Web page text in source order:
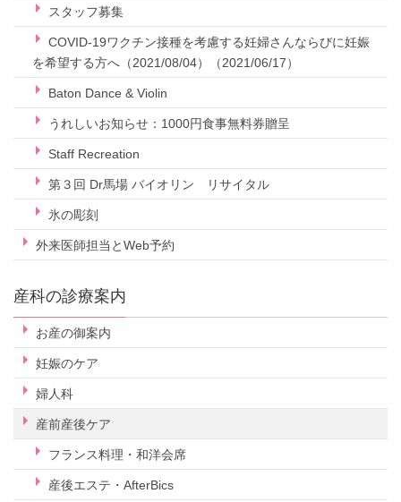
スタッフ募集
COVID-19ワクチン接種を考慮する妊婦さんならびに妊娠
を希望する方へ（2021/08/04）（2021/06/17）
Baton Dance & Violin
うれしいお知らせ：1000円食事無料券贈呈
Staff Recreation
第３回 Dr馬場 バイオリン リサイタル
氷の彫刻
外来医師担当とWeb予約
産科の診療案内
お産の御案内
妊娠のケア
婦人科
産前産後ケア
フランス料理・和洋会席
産後エステ・AfterBics